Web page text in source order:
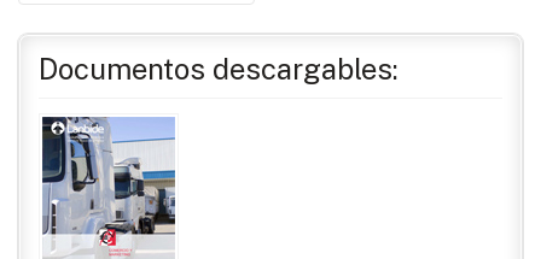
Documentos descargables: